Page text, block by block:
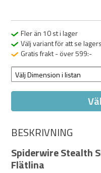
Fler än 10 st i lager
Välj variant för att se
Gratis frakt - över 599:-
BESKRIVNING
Spiderwire Stealth
Flätlina